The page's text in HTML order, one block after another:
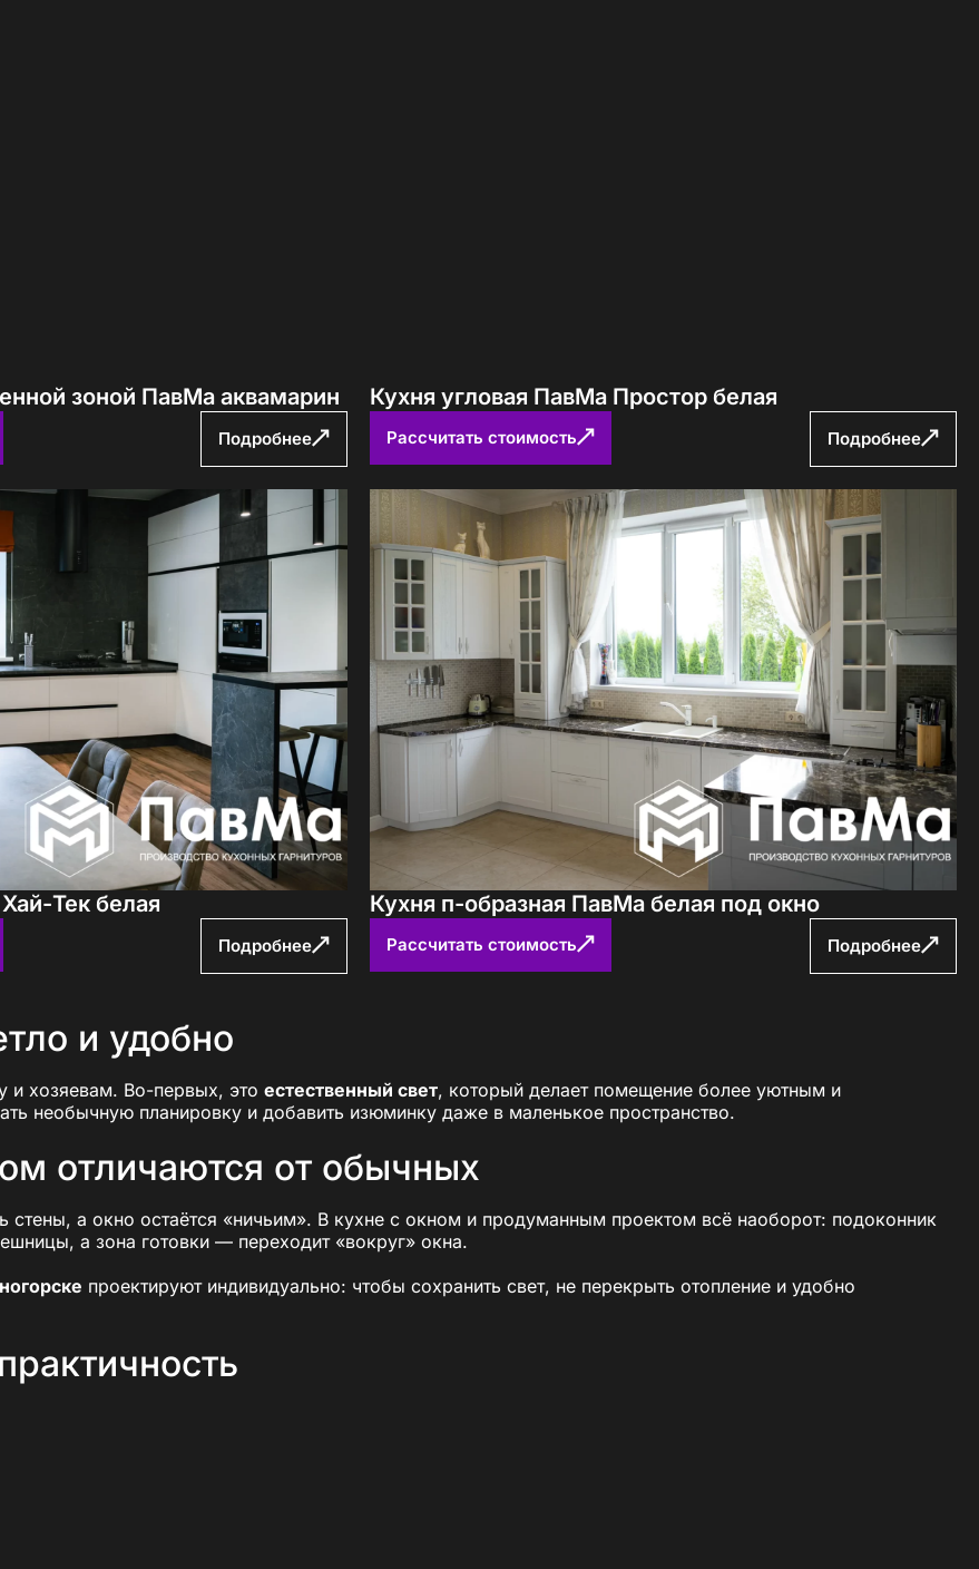
зоной ПавМа аквамарин
Подробнее
Кухня угловая ПавМа Простор белая
Рассчитать стоимость Подробнее
Тек белая
Подробнее
Кухня п-образная ПавМа белая под окно
Рассчитать стоимость Подробнее
и удобно
и хозяевам. Во-первых, это естественный свет, который делает помещение более уютным и
необычную планировку и добавить изюминку даже в маленькое пространство.
отличаются от обычных
стены, а окно остаётся «ничьим». В кухне с окном и продуманным проектом всё наоборот: подоконник
а зона готовки — переходит «вокруг» окна.
проектируют индивидуально: чтобы сохранить свет, не перекрыть отопление и удобно
файл сейчас
обработки ПДни даю